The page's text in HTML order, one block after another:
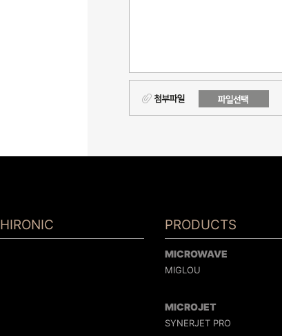
HIRONIC PRODUCTS
MICROWAVE
MIGLOU
MICROJET
SYNERJET PRO